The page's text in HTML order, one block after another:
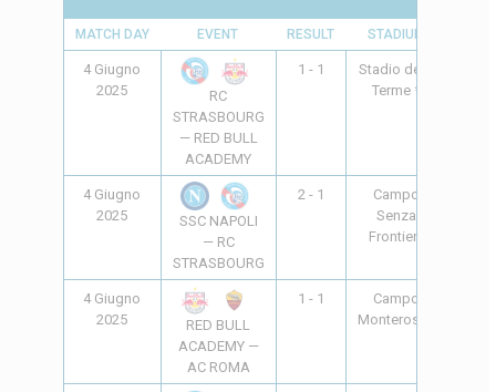
MATCH DAY EVENT RESULT STADIUM
4 Giugno
2025
RC
STRASBOURG
— RED BULL
ACADEMY
1 - 1
Stadio delle
Terme *
4 Giugno
2025
SSC NAPOLI
— RC
STRASBOURG
2 - 1
Campo
Senza
Frontiere
4 Giugno
2025
RED BULL
ACADEMY —
AC ROMA
1 - 1
Campo
Monterosso